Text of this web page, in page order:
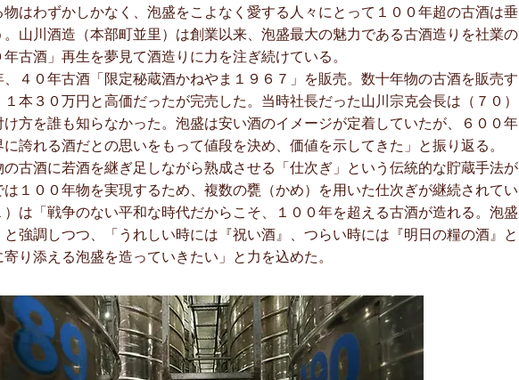
はわずかしかなく、泡盛をこよなく愛する人々にとって１００年超の古酒は垂
山川酒造（本部町並里）は創業以来、泡盛最大の魅力である古酒造りを社業の
古酒」再生を夢見て酒造りに力を注ぎ続けている。
４０年古酒「限定秘蔵酒かねやま１９６７」を販売。数十年物の古酒を販売す
本３０万円と高価だったが完売した。当時社長だった山川宗克会長は（７０）
方を誰も知らなかった。泡盛は安い酒のイメージが定着していたが、６００年
誇れる酒だとの思いをもって値段を決め、価値を示してきた」と振り返る。
古酒に若酒を継ぎ足しながら熟成させる「仕次ぎ」という伝統的な貯蔵手法が
１００年物を実現するため、複数の甕（かめ）を用いた仕次ぎが継続されてい
は「戦争のない平和な時代だからこそ、１００年を超える古酒が造れる。泡盛
強調しつつ、「うれしい時には『祝い酒』、つらい時には『明日の糧の酒』と
り添える泡盛を造っていきたい」と力を込めた。